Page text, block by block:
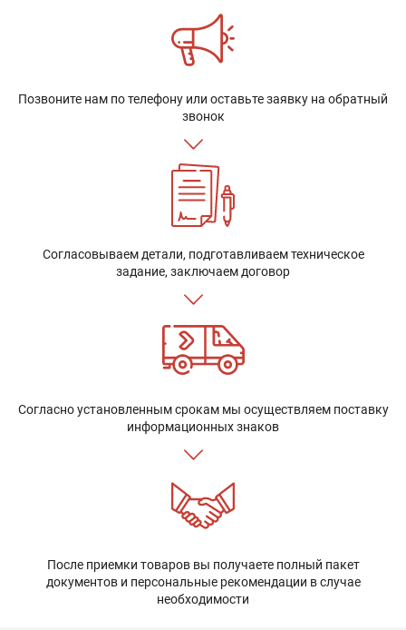
Позвоните нам по телефону или оставьте заявку на обратный
звонок
Согласовываем детали, подготавливаем техническое
задание, заключаем договор
Согласно установленным срокам мы осуществляем поставку
информационных знаков
После приемки товаров вы получаете полный пакет
документов и персональные рекомендации в случае
необходимости